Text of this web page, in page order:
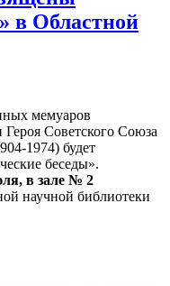
в Областной
мемуаров
Советского Союза
1974) будет
беседы».
в зале № 2
научной библиотеки